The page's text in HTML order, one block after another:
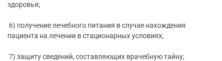
здоровья;
6) получение лечебного питания в случае нахождения
пациента на лечении в стационарных условиях;
7) защиту сведений, составляющих врачебную тайну;